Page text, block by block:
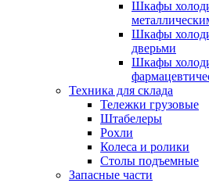
Шкафы
Шкафы
дверьми
Шкафы
Техника для склада
Тележки грузовые
Штабелеры
Рохли
Колеса и ролики
Столы подъемные
Запасные части